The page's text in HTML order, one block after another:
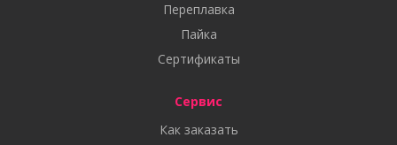
Переплавка
Пайка
Сертификаты
Сервис
Как заказать